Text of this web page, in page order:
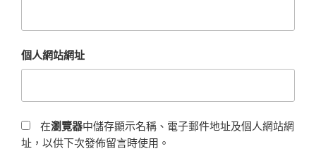
個人網站網址
在瀏覽器中儲存顯示名稱、電子郵件地址及個人網站網
址，以供下次發佈留言時使用。